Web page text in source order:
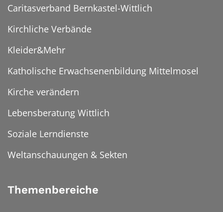
Caritasverband Bernkastel-Wittlich
Kirchliche Verbände
Kleider&Mehr
Katholische Erwachsenenbildung Mittelmosel
Kirche verändern
Lebensberatung Wittlich
Soziale Lerndienste
Weltanschauungen & Sekten
Themenbereiche